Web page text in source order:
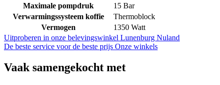
Maximale pompdruk
15 Bar
Verwarmingssysteem koffie
Thermoblock
Vermogen
1350 Watt
Uitproberen in onze belevingswinkel Lunenburg Nuland
De beste service voor de beste prijs Onze winkels
Vaak samengekocht met